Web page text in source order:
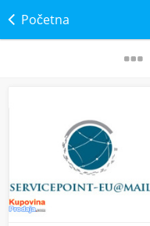
Početna